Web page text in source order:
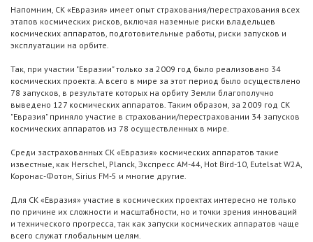
Напомним, СК «Евразия» имеет опыт страхования/перестрахования всех
этапов космических рисков, включая наземные риски владельцев
космических аппаратов, подготовительные работы, риски запусков и
эксплуатации на орбите.
Так, при участии "Евразии" только за 2009 год было реализовано 34
космических проекта. А всего в мире за этот период было осуществлено
78 запусков, в результате которых на орбиту Земли благополучно
выведено 127 космических аппаратов. Таким образом, за 2009 год СК
"Евразия" приняло участие в страховании/перестраховании 34 запусков
космических аппаратов из 78 осуществленных в мире.
Среди застрахованных СК «Евразия» космических аппаратов такие
известные, как Herschel, Planck, Экспресс АМ-44, Hot Bird-10, Eutelsat W2A,
Коронас-Фотон, Sirius FM-5 и многие другие.
Для СК «Евразия» участие в космических проектах интересно не только
по причине их сложности и масштабности, но и точки зрения инноваций
и технического прогресса, так как запуски космических аппаратов чаще
всего служат глобальным целям.